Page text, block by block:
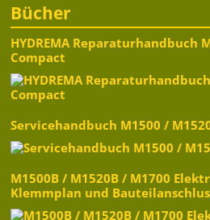
Bücher
HYDREMA Reparaturhandbuch
Compact
Servicehandbuch M1500 /
M1500B / M1520B / M1700
Klemmplan und